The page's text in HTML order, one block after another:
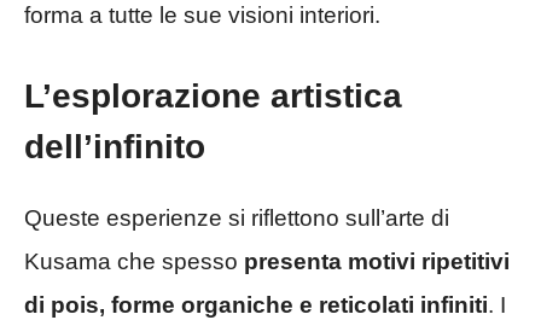
forma a tutte le sue visioni interiori.
L’esplorazione artistica
dell’infinito
Queste esperienze si riflettono sull’arte di
Kusama che spesso presenta motivi ripetitivi
di pois, forme organiche e reticolati infiniti. I